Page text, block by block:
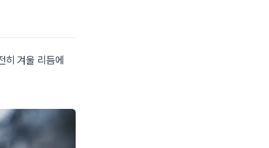
히 겨울 리듬에